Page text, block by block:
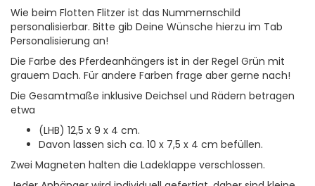
Wie beim Flotten Flitzer ist das Nummernschild
personalisierbar. Bitte gib Deine Wünsche hierzu im Tab
Personalisierung an!
Die Farbe des Pferdeanhängers ist in der Regel Grün mit
grauem Dach. Für andere Farben frage aber gerne nach!
Die Gesamtmaße inklusive Deichsel und Rädern betragen
etwa
(LHB) 12,5 x 9 x 4 cm.
Davon lassen sich ca. 10 x 7,5 x 4 cm befüllen.
Zwei Magneten halten die Ladeklappe verschlossen.